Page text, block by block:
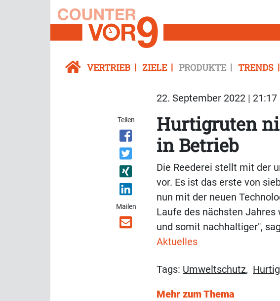
VERTRIEB ZIELE PRODUKTE TRENDS
22. September 2022 | 21:17
Teilen
Mailen
Hurtigruten
in Betrieb
Die Reederei stellt mit der
vor. Es ist das erste von
nun mit der neuen
Laufe des nächsten
und somit nachhaltiger",
Aktuelles
Tags: Umweltschutz,
Mehr zum Thema